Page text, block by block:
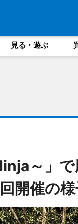
見る・遊ぶ
～」
開催の様